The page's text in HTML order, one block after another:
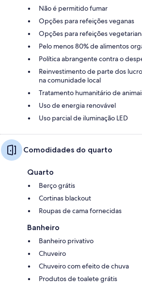
Não é permitido fumar
Opções para refeições veganas
Opções para refeições
Pelo menos 80% de alimentos
Política abrangente contra o
Reinvestimento de parte dos
na comunidade local
Tratamento humanitário de
Uso de energia renovável
Uso parcial de iluminação LED
Comodidades do quarto
Quarto
Berço grátis
Cortinas blackout
Roupas de cama fornecidas
Banheiro
Banheiro privativo
Chuveiro
Chuveiro com efeito de chuva
Produtos de toalete grátis